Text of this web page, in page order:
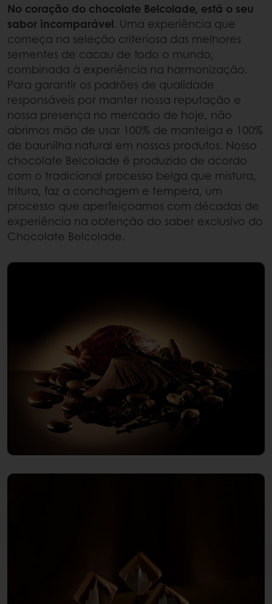
No coração do chocolate Belcolade, está o seu
sabor incomparável. Uma experiência que
começa na seleção criteriosa das melhores
sementes de cacau de todo o mundo,
combinada à experiência na harmonização.
Para garantir os padrões de qualidade
responsáveis por manter nossa reputação e
nossa presença no mercado de hoje, não
abrimos mão de usar 100% de manteiga e 100%
de baunilha natural em nossos produtos. Nosso
chocolate Belcolade é produzido de acordo
com o tradicional processo belga que mistura,
tritura, faz a conchagem e tempera, um
processo que aperfeiçoamos com décadas de
experiência na obtenção do saber exclusivo do
Chocolate Belcolade.